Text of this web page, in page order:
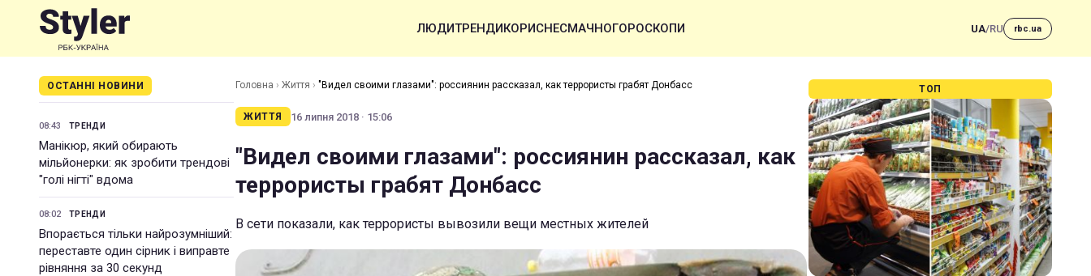
ЛЮДИТРЕНДИКОРИСНЕСМАЧНОГОРОСКОПИ UA/RU rbc.ua
ОСТАННІ НОВИНИ
08:43 ТРЕНДИ
Манікюр, який обирають
мільйонерки: як зробити трендові
"голі нігті" вдома
08:02 ТРЕНДИ
Впорається тільки найрозумніший:
переставте один сірник і виправте
рівняння за 30 секунд
Головна › Життя › "Видел своими глазами": россиянин рассказал, как террористы грабят Донбасс
ЖИТТЯ 16 липня 2018 · 15:06
"Видел своими глазами": россиянин рассказал, как
террористы грабят Донбасс
В сети показали, как террористы вывозили вещи местных жителей
ТОП